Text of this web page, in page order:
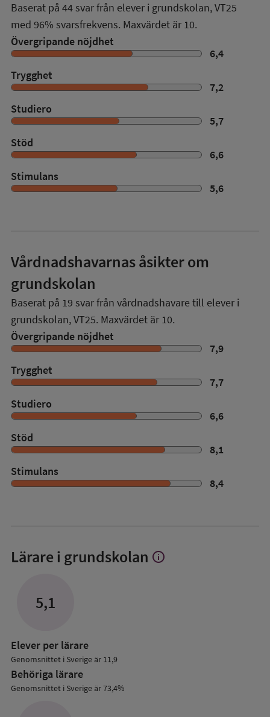
Baserat på 44 svar från elever i grundskolan,VT25
med 96% svarsfrekvens. Maxvärdet är 10.
Övergripande nöjdhet
6,4
Trygghet
7,2
Studiero
5,7
Stöd
6,6
Stimulans
5,6
Vårdnadshavarnas åsikter om
grundskolan
Baserat på 19 svar från vårdnadshavare till elever i
grundskolan,VT25. Maxvärdet är 10.
Övergripande nöjdhet
7,9
Trygghet
7,7
Studiero
6,6
Stöd
8,1
Stimulans
8,4
Lärare i grundskolan Visa
info
5,1
Elever per lärare
Genomsnittet i Sverige är 11,9
Behöriga lärare
Genomsnittet i Sverige är 73,4%